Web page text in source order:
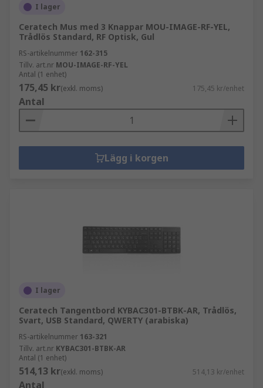
I lager
Ceratech Mus med 3 Knappar MOU-IMAGE-RF-YEL,
Trådlös Standard, RF Optisk, Gul
RS-artikelnummer 162-315
Tillv. art.nr MOU-IMAGE-RF-YEL
Antal (1 enhet)
175,45 kr(exkl. moms) 175,45 kr/enhet
Antal
Lägg i korgen
I lager
Ceratech Tangentbord KYBAC301-BTBK-AR, Trådlös,
Svart, USB Standard, QWERTY (arabiska)
RS-artikelnummer 163-321
Tillv. art.nr KYBAC301-BTBK-AR
Antal (1 enhet)
514,13 kr(exkl. moms) 514,13 kr/enhet
Antal